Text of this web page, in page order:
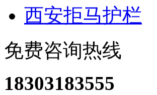
西安拒马护栏
免费咨询热线
18303183555